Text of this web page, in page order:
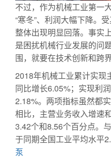
不过，作为机械工业第一
“寒冬”、利润大幅下降。
整体出现明显回落。事实
是困扰机械行业发展的问
围，就要在技术创新和跨
2018年机械工业累计实现
同比增长6.05%；实现利
2.18%。两项指标虽然都
相比，主营业务收入增速
3.42个和8.56个百分点。
于同期全国工业平均水平
泵